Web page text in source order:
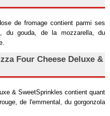
de fromage contient parmi ses
du gouda, de la mozzarella, du
Four Cheese Deluxe &
& SweetSprinkles contient quant
de l'emmental, du gorgonzola